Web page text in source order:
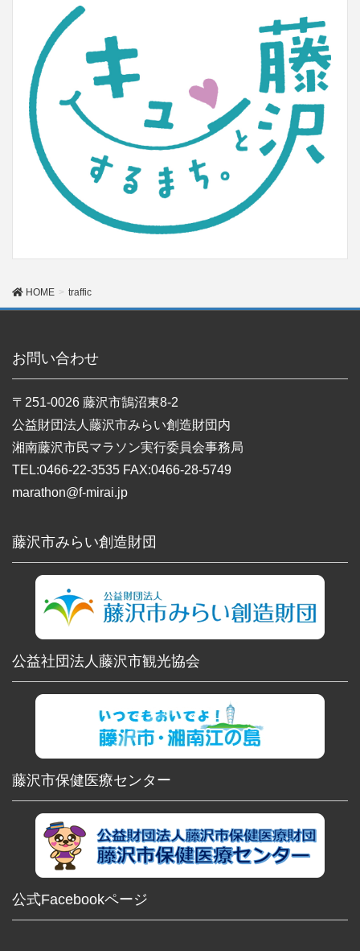
HOME traffic
お問い合わせ
〒251-0026 藤沢市鵠沼東8-2
公益財団法人藤沢市みらい創造財団内
湘南藤沢市民マラソン実行委員会事務局
TEL:0466-22-3535 FAX:0466-28-5749
marathon@f-mirai.jp
藤沢市みらい創造財団
公益社団法人藤沢市観光協会
藤沢市保健医療センター
公式Facebookページ